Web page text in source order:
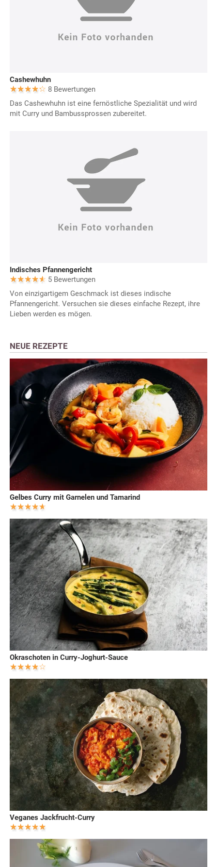
Cashewhuhn
8 Bewertungen
Das Cashewhuhn ist eine fernöstliche Spezialität und wird
mit Curry und Bambussprossen zubereitet.
Indisches Pfannengericht
5 Bewertungen
Von einzigartigem Geschmack ist dieses indische
Pfannengericht. Versuchen sie dieses einfache Rezept, ihre
Lieben werden es mögen.
NEUE REZEPTE
Gelbes Curry mit Garnelen und Tamarind
Okraschoten in Curry-Joghurt-Sauce
Veganes Jackfrucht-Curry